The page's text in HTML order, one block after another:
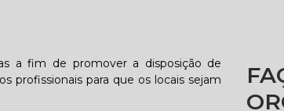
a fim de promover a disposição de
profissionais para que os locais sejam